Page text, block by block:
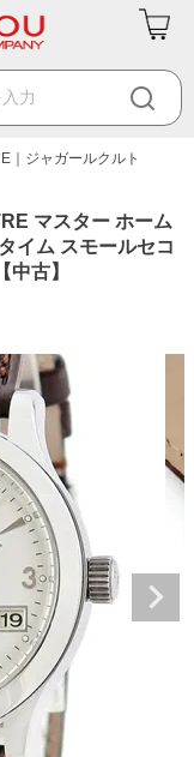
｜ジャガールクルト
マスター ホーム
イム スモールセコ
古】